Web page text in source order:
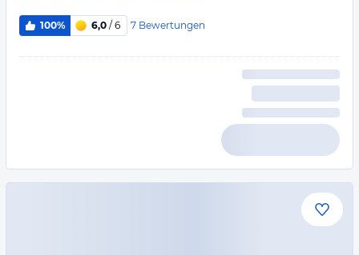
100% 6,0 / 6 7 Bewertungen